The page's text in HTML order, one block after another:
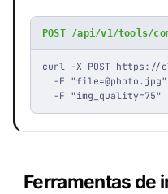
POST /api/v1/tools/
curl -X POST https://
  -F "
file=@photo.jpg
  -F "img_quality=75"
Ferramentas de